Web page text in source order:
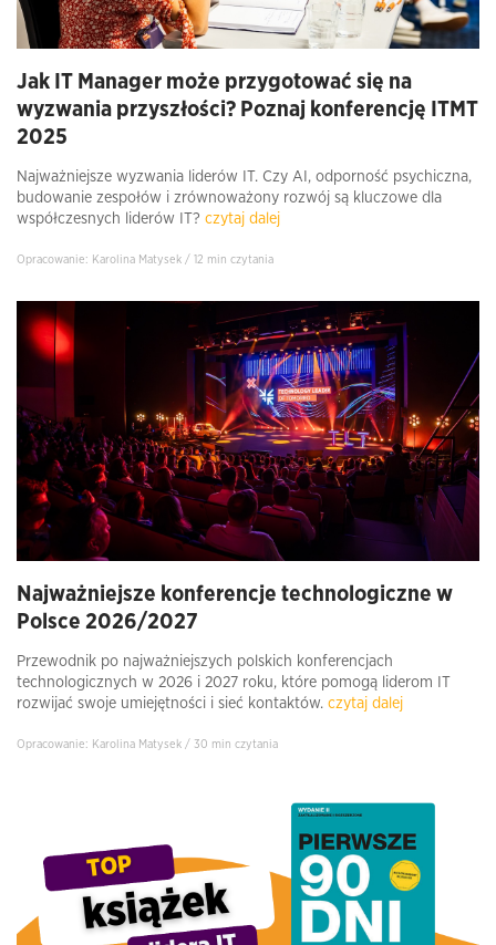
Jak IT Manager może przygotować się na
wyzwania przyszłości? Poznaj konferencję ITMT
2025
Najważniejsze wyzwania liderów IT. Czy AI, odporność psychiczna,
budowanie zespołów i zrównoważony rozwój są kluczowe dla
współczesnych liderów IT? czytaj dalej
Opracowanie: Karolina Matysek / 12 min czytania
Najważniejsze konferencje technologiczne w
Polsce 2026/2027
Przewodnik po najważniejszych polskich konferencjach
technologicznych w 2026 i 2027 roku, które pomogą liderom IT
rozwijać swoje umiejętności i sieć kontaktów. czytaj dalej
Opracowanie: Karolina Matysek / 30 min czytania